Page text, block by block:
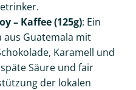
– Kaffee (125g): Ein
Guatemala mit
Karamell und
Säure und fair
der lokalen